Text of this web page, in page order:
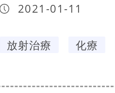
2021-01-11
放射治療 化療